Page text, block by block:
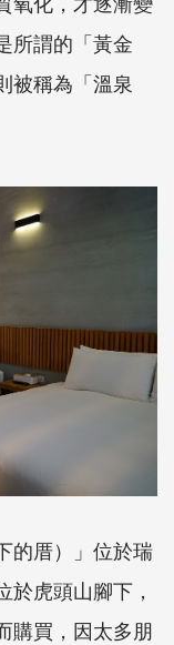
所謂的「黃金
被稱為「溫泉
的厝）」位於瑞
虎頭山腳下，
購買，因太多朋